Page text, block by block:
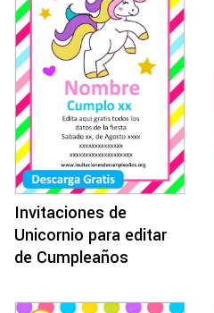
Invitaciones de
Unicornio para editar
de Cumpleaños